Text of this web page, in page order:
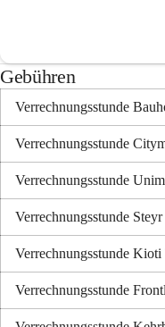
Gebühren
Verrechnungsstunde
Verrechnungsstunde
Verrechnungsstunde
Verrechnungsstunde
Verrechnungsstunde
Verrechnungsstunde